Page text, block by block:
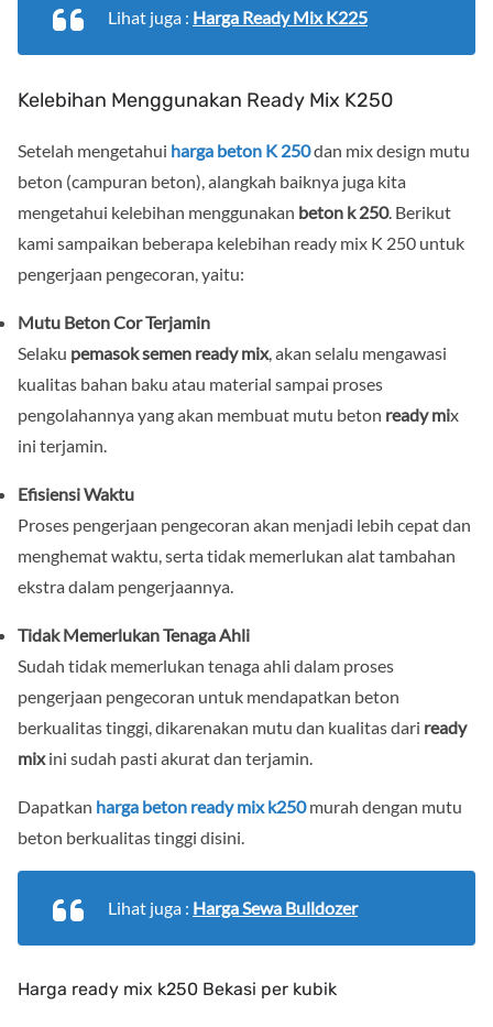
Lihat juga : Harga Ready Mix K225
Kelebihan Menggunakan Ready Mix K250
Setelah mengetahui harga beton K 250dan mix design mutu
beton (campuran beton), alangkah baiknya juga kita
mengetahui kelebihan menggunakan beton k 250. Berikut
kami sampaikan beberapa kelebihan ready mix K 250 untuk
pengerjaan pengecoran, yaitu:
Mutu Beton Cor Terjamin
Selaku pemasok semen ready mix, akan selalu mengawasi
kualitas bahan baku atau material sampai proses
pengolahannya yang akan membuat mutu beton ready mix
ini terjamin.
Efisiensi Waktu
Proses pengerjaan pengecoran akan menjadi lebih cepat dan
menghemat waktu, serta tidak memerlukan alat tambahan
ekstra dalam pengerjaannya.
Tidak Memerlukan Tenaga Ahli
Sudah tidak memerlukan tenaga ahli dalam proses
pengerjaan pengecoran untuk mendapatkan beton
berkualitas tinggi, dikarenakan mutu dan kualitas dari ready
mixini sudah pasti akurat dan terjamin.
Dapatkan harga beton ready mix k250murah dengan mutu
beton berkualitas tinggi disini.
Lihat juga : Harga Sewa Bulldozer
Harga ready mix k250 Bekasi per kubik